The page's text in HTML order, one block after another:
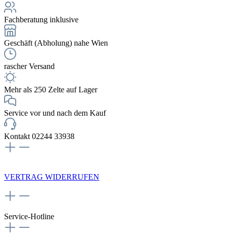
Fachberatung inklusive
Geschäft (Abholung) nahe Wien
rascher Versand
Mehr als 250 Zelte auf Lager
Service vor und nach dem Kauf
Kontakt 02244 33938
VERTRAG WIDERRUFEN
Service-Hotline